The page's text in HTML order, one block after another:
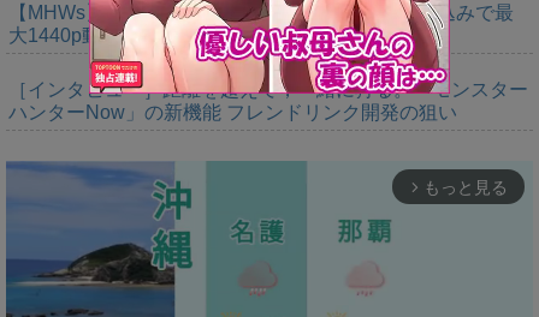
【MHWs】「Switch2版モンハンワイルズはDLSS込みで最
大1440p動作」
［インタビュー］距離を超えて，一緒に狩る。「モンスター
ハンターNow」の新機能 フレンドリンク開発の狙い
arrow_forward_ios もっと見る